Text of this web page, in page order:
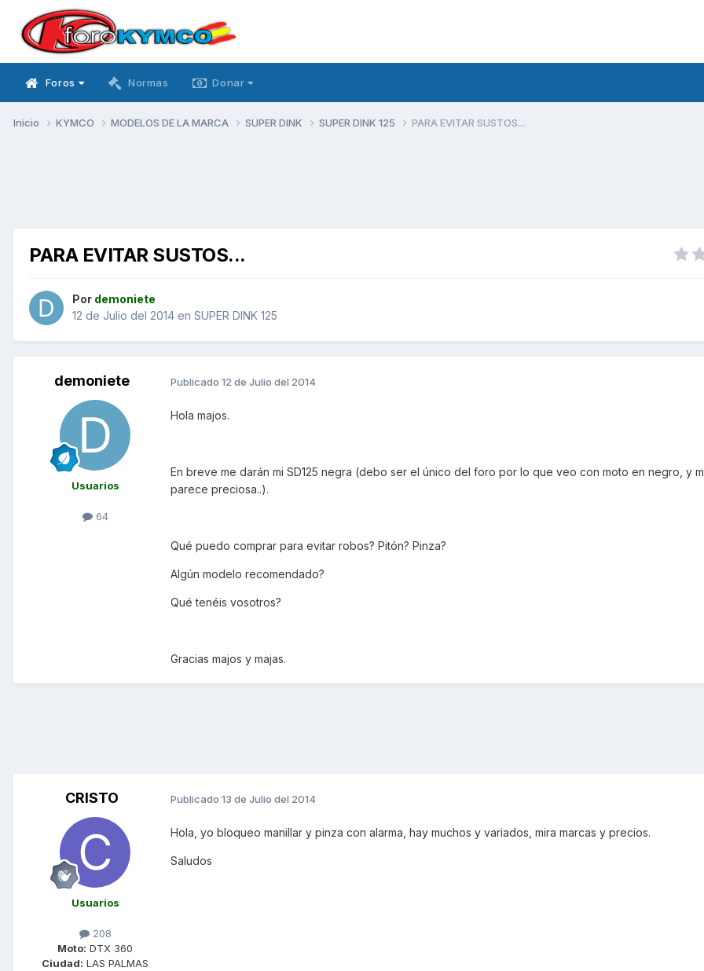
Foros Normas Donar
Inicio KYMCO MODELOS DE LA MARCA SUPER DINK SUPER DINK 125 PARA EVITAR SUSTOS...
PARA EVITAR SUSTOS...
Por demoniete
12 de Julio del 2014 en SUPER DINK 125
demoniete
Usuarios
64
Publicado 12 de Julio del 2014
Hola majos.
En breve me darán mi SD125 negra (debo ser el único del foro por lo que veo con moto en negro, y
parece preciosa..).
Qué puedo comprar para evitar robos? Pitón? Pinza?
Algún modelo recomendado?
Qué tenéis vosotros?
Gracias majos y majas.
CRISTO
Usuarios
208
Moto: DTX 360
Ciudad: LAS PALMAS
Publicado 13 de Julio del 2014
Hola, yo bloqueo manillar y pinza con alarma, hay muchos y variados, mira marcas y precios.
Saludos